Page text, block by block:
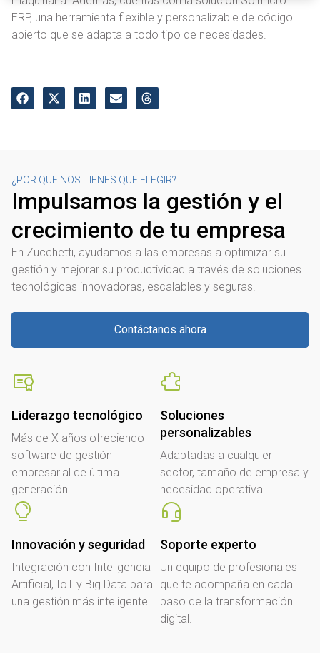
i
e
n
ERP, una herramienta flexible y personalizable de código
abierto que se adapta a todo tipo de necesidades.
¿POR QUE NOS TIENES QUE ELEGIR?
Impulsamos la gestión y el
crecimiento de tu empresa
En Zucchetti, ayudamos a las empresas a optimizar su
gestión y mejorar su productividad a través de soluciones
tecnológicas innovadoras, escalables y seguras.
Contáctanos ahora
Liderazgo tecnológico
Más de X años ofreciendo
software de gestión
empresarial de última
generación.
Soluciones
personalizables
Adaptadas a cualquier
sector, tamaño de empresa y
necesidad operativa.
Innovación y seguridad
Integración con Inteligencia
Artificial, IoT y Big Data para
una gestión más inteligente.
Soporte experto
Un equipo de profesionales
que te acompaña en cada
paso de la transformación
digital.